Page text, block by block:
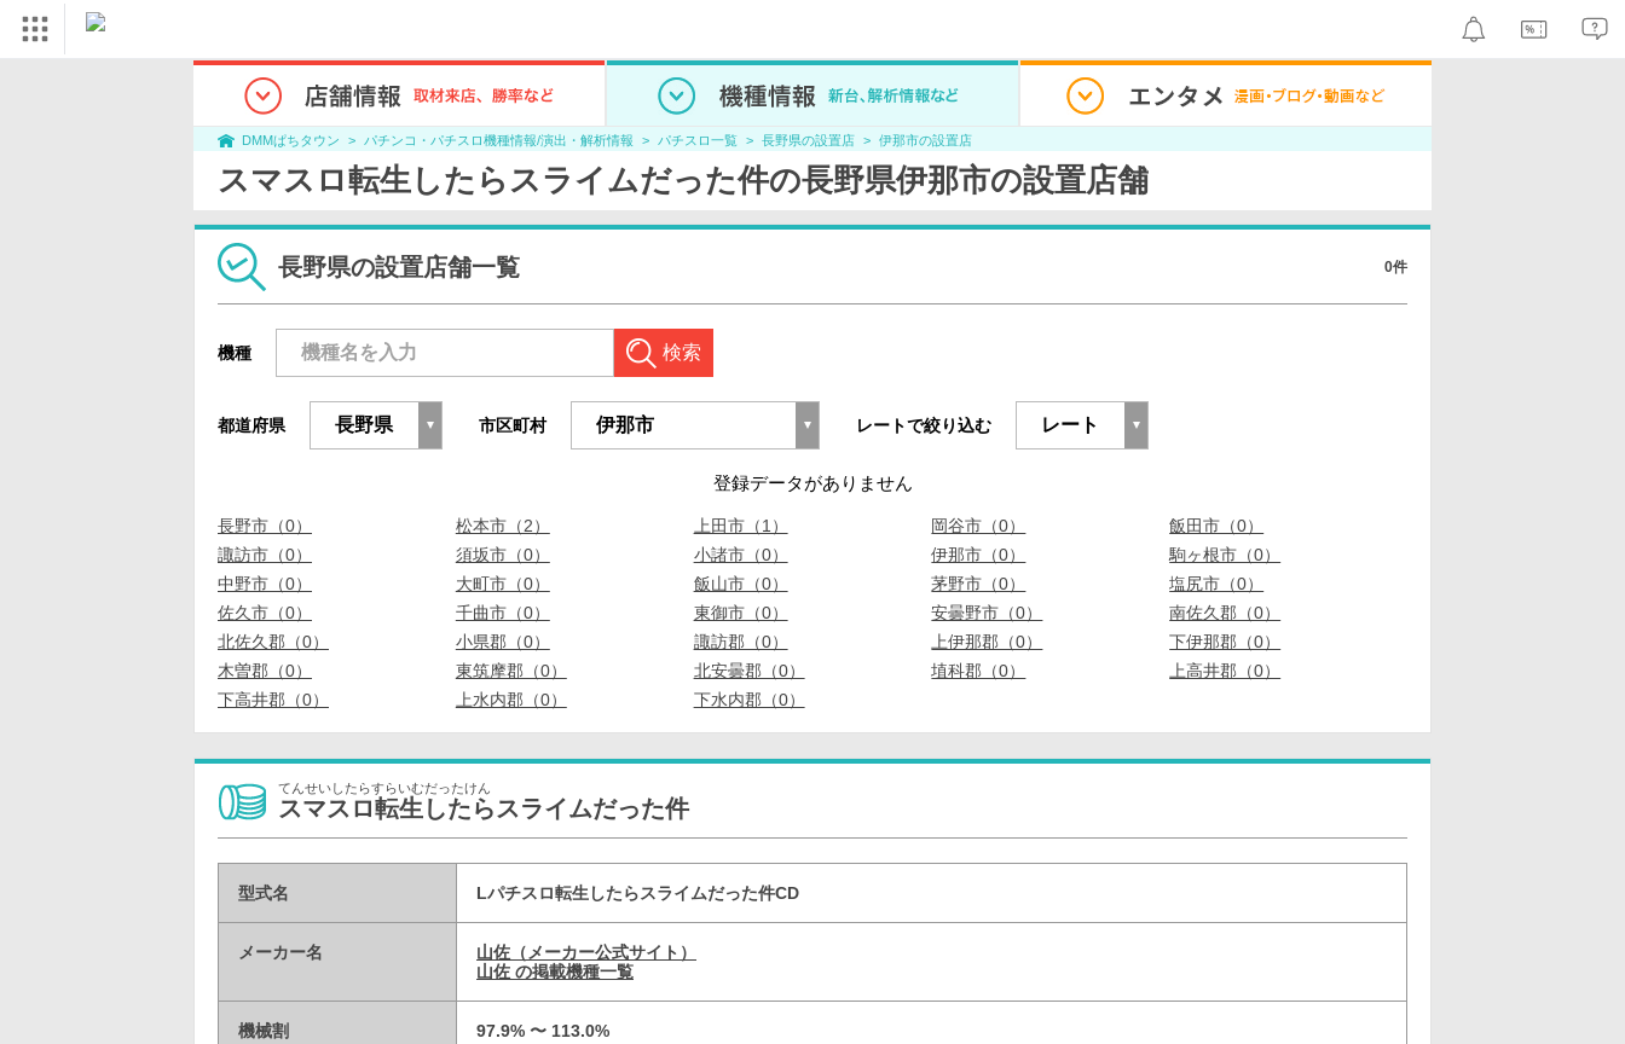
DMMぱちタウン パチンコ・パチスロ機種情報/演出・解析情報 パチスロ一覧 長野県の設置店 伊那市の設置店
スマスロ転生したらスライムだった件の長野県伊那市の設置店舗
長野県の設置店舗一覧 0件
機種 検索
都道府県 市区町村 レートで絞り込む
登録データがありません
長野市（0） 松本市（2） 上田市（1） 岡谷市（0）
飯田市（0）
諏訪市（0）
須坂市（0） 小諸市（0） 伊那市（0）
駒ヶ根市（0）
中野市（0）
大町市（0） 飯山市（0） 茅野市（0）
塩尻市（0）
佐久市（0）
千曲市（0） 東御市（0） 安曇野市（0）
南佐久郡（0）
北佐久郡（0）
小県郡（0） 諏訪郡（0） 上伊那郡（0）
下伊那郡（0）
木曽郡（0）
東筑摩郡（0） 北安曇郡（0） 埴科郡（0）
上高井郡（0）
下高井郡（0）
上水内郡（0） 下水内郡（0）
てんせいしたらすらいむだったけん
スマスロ転生したらスライムだった件
型式名 Lパチスロ転生したらスライムだった件CD
メーカー名
山佐（メーカー公式サイト）
山佐 の掲載機種一覧
機械割 97.9% 〜 113.0%